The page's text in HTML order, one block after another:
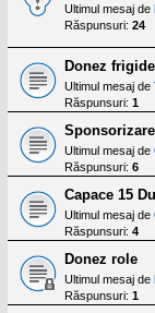
o
d
e
r
u
t
e
s
i
a
u
t
o
r
u
l
o
Ultimul mesaj de
Răspunsuri: 24
Donez
Ultimul mesaj de
Răspunsuri: 1
Ultimul mesaj de
Răspunsuri: 6
Capace 15
Ultimul mesaj de
Răspunsuri: 4
Donez role
Ultimul mesaj de
Răspunsuri: 1